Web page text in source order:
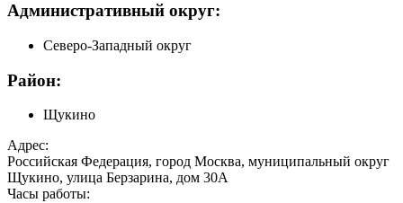
Административный округ:
Северо-Западный округ
Район:
Щукино
Адрес:
Российская Федерация, город Москва, муниципальный округ
Щукино, улица Берзарина, дом 30А
Часы работы: